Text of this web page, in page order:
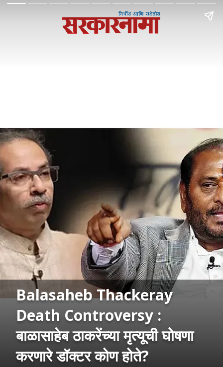
Balasaheb Thackeray
Death Controversy :
बाळासाहेब ठाकरेंच्या मृत्यूची घोषणा
करणारे डॉक्टर कोण होते?